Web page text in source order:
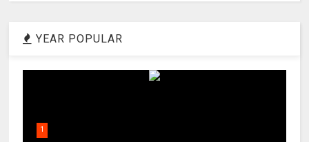
YEAR POPULAR
1